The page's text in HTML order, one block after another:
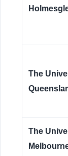
The
The